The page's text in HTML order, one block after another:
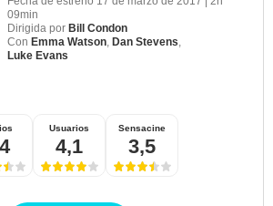
09min
Dirigida por Bill Condon
Con Emma Watson Dan Stevens
Luke Evans
Usuarios
4,1
Sensacine
3,5